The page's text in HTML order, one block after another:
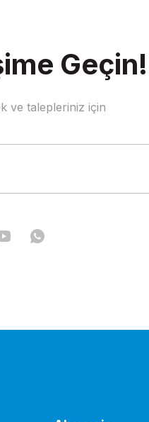
Geçin!
ve talepleriniz için